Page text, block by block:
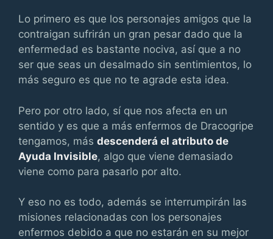
Lo primero es que los personajes amigos que la
contraigan sufrirán un gran pesar dado que la
enfermedad es bastante nociva, así que a no
ser que seas un desalmado sin sentimientos, lo
más seguro es que no te agrade esta idea.
Pero por otro lado, sí que nos afecta en un
sentido y es que a más enfermos de Dracogripe
tengamos, más descenderá el atributo de
Ayuda Invisible, algo que viene demasiado
viene como para pasarlo por alto.
Y eso no es todo, además se interrumpirán las
misiones relacionadas con los personajes
enfermos debido a que no estarán en su mejor